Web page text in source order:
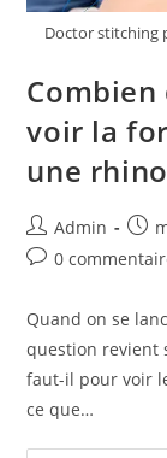
Doctor stitching
voir la
une
Auteur/autrice
de
Admin
Commentaires
la
publication :
0
Quand on se
question revient
faut-il pour voir
ce que…